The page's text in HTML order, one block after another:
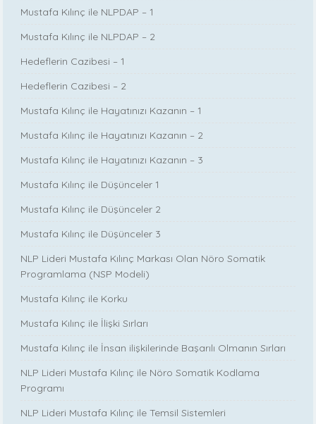
Mustafa Kılınç ile NLPDAP – 1
Mustafa Kılınç ile NLPDAP – 2
Hedeflerin Cazibesi – 1
Hedeflerin Cazibesi – 2
Mustafa Kılınç ile Hayatınızı Kazanın – 1
Mustafa Kılınç ile Hayatınızı Kazanın – 2
Mustafa Kılınç ile Hayatınızı Kazanın – 3
Mustafa Kılınç ile Düşünceler 1
Mustafa Kılınç ile Düşünceler 2
Mustafa Kılınç ile Düşünceler 3
NLP Lideri Mustafa Kılınç Markası Olan Nöro Somatik
Programlama (NSP Modeli)
Mustafa Kılınç ile Korku
Mustafa Kılınç ile İlişki Sırları
Mustafa Kılınç ile İnsan ilişkilerinde Başarılı Olmanın Sırları
NLP Lideri Mustafa Kılınç ile Nöro Somatik Kodlama
Programı
NLP Lideri Mustafa Kılınç ile Temsil Sistemleri